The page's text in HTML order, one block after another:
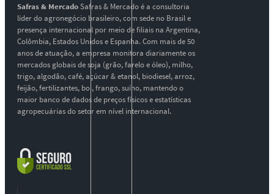
Safras & MercadoSafras & Mercado é a consultoria
líder do agronegócio brasileiro, com sede no Brasil e
presença internacional por meio de filiais na Argentina,
Colômbia, Estados Unidos e Espanha. Com mais de 50
anos de atuação, a empresa monitora diariamente os
mercados globais de soja (grão, farelo e óleo), milho,
trigo, algodão, café, açúcar & etanol, biodiesel, arroz,
feijão, fertilizantes, boi, frango, suíno, mantendo o
maior banco de dados de preços físicos e estatísticas
agropecuárias do setor em nível internacional.